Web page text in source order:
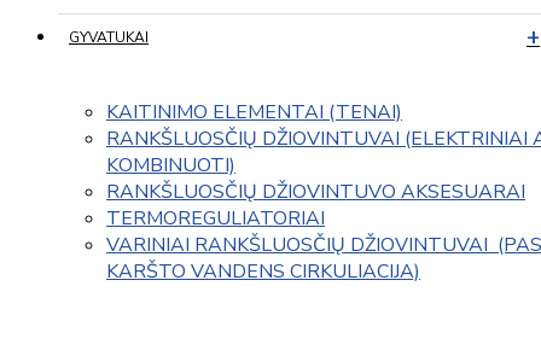
GYVATUKAI
KAITINIMO ELEMENTAI (TENAI)
RANKŠLUOSČIŲ DŽIOVINTUVAI (ELEKTRINIAI
KOMBINUOTI)
RANKŠLUOSČIŲ DŽIOVINTUVO AKSESUARAI
TERMOREGULIATORIAI
VARINIAI RANKŠLUOSČIŲ DŽIOVINTUVAI
KARŠTO VANDENS CIRKULIACIJA)